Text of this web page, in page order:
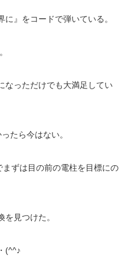
』をコードで弾いている。
なっただけでも大満足してい
たら今はない。
ずは目の前の電柱を目標にの
見つけた。
(^^♪